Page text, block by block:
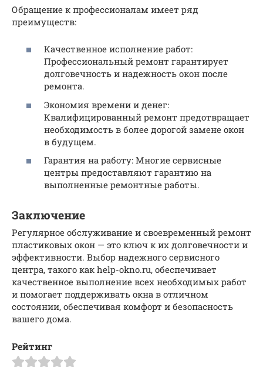
Обращение к профессионалам имеет ряд
преимуществ:
Качественное исполнение работ:
Профессиональный ремонт гарантирует
долговечность и надежность окон после
ремонта.
Экономия времени и денег:
Квалифицированный ремонт предотвращает
необходимость в более дорогой замене окон
в будущем.
Гарантия на работу: Многие сервисные
центры предоставляют гарантию на
выполненные ремонтные работы.
Заключение
Регулярное обслуживание и своевременный ремонт
пластиковых окон — это ключ к их долговечности и
эффективности. Выбор надежного сервисного
центра, такого как help-okno.ru, обеспечивает
качественное выполнение всех необходимых работ
и помогает поддерживать окна в отличном
состоянии, обеспечивая комфорт и безопасность
вашего дома.
Рейтинг